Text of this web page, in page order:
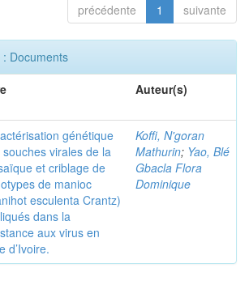
précédente 1 suivante
Documents
Auteur(s)
génétique
souches virales de la
et criblage de
de manioc
esculenta Crantz)
dans la
aux virus en
d’Ivoire.
Koffi, N'goran
Mathurin; Yao, Blé
Gbacla Flora
Dominique